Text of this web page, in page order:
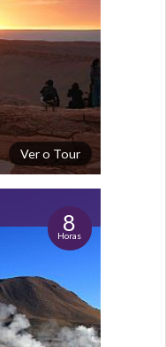
Ver o Tour
8
Horas